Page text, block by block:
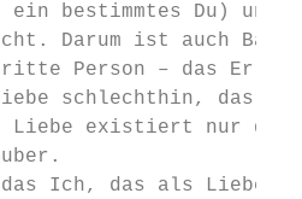
bestimmtes Du) und
Darum ist auch
Person – das Er,
schlechthin, das
existiert nur das
Ich, das als